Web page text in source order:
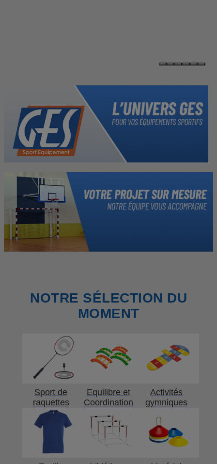
NOTRE SÉLECTION DU
MOMENT
Sport de
raquettes
Equilibre et
Coordination
Activités
gymniques